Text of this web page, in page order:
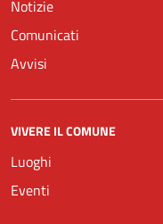
Notizie
Comunicati
Avvisi
VIVERE IL COMUNE
Luoghi
Eventi